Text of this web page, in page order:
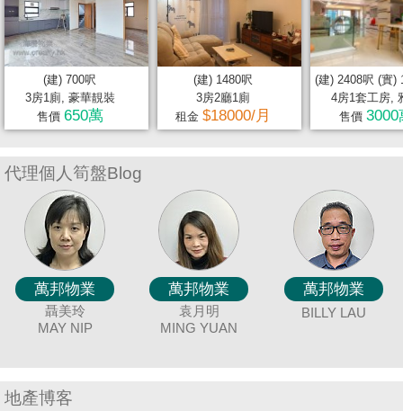
置
業
冊
於
我
們
(建) 700呎
3房1廁, 豪華靚裝
售價 650萬
(建) 1480呎
3房2廳1廁
租金 $18000/月
(建) 2408呎 (實)
4房1套工房,
售價 3000
代理個人筍盤Blog
萬邦物業
冼嘉臻
BORIS SIN
萬邦物業
黃美英
MAGGIE
萬邦物業
唐英霞
DEBBIE TONG
萬邦物業
廖細鳳
SISI LIAO
萬邦物業
聶美玲
MAY NIP
萬邦物業
吳美美
MEI NG
萬邦物業
謝愛珍
JUNE TSE
萬邦物業
蔡秀晶
CRYSTAL
萬邦物業
陳蘭貞
COCO CHAN
萬邦物業
袁月明
MING YUAN
萬邦物業
連愛玲
萬邦物業
余志雄
萬邦物業
張明成
萬邦物業
潘笑霞
萬邦物業
童麗珍
萬邦物業
伍志達
萬邦物業
BILLY LAU
地產博客